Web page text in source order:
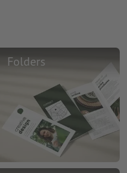
Folders